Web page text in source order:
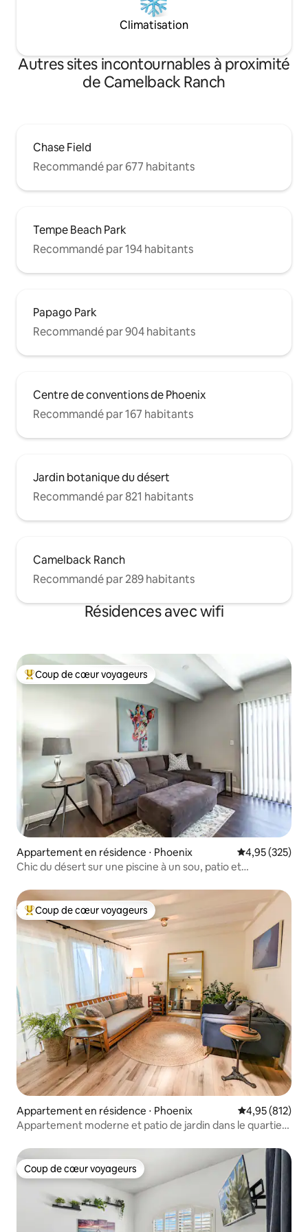
Climatisation
Autres sites incontournables à proximité
de Camelback Ranch
Chase Field
Recommandé par 677 habitants
Tempe Beach Park
Recommandé par 194 habitants
Papago Park
Recommandé par 904 habitants
Centre de conventions de Phoenix
Recommandé par 167 habitants
Jardin botanique du désert
Recommandé par 821 habitants
Camelback Ranch
Recommandé par 289 habitants
Résidences avec wifi
Coups de cœur voyageurs les plus appréciés
Coup de cœur voyageurs
Appartement en résidence ⋅ Phoenix Évaluation
4,95 (325)
Chic du désert sur une piscine à un sou, patio et
Coups de cœur voyageurs les plus appréciés
Coup de cœur voyageurs
Appartement en résidence ⋅ Phoenix Évaluation
4,95 (812)
Appartement moderne et patio de jardin dans le quartier
Coup de cœur voyageurs
Coup de cœur voyageurs